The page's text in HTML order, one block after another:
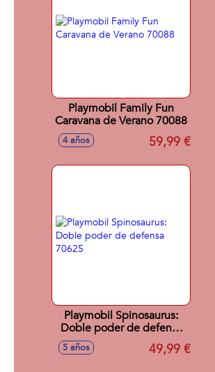
Playmobil Family Fun
Caravana de Verano 70088
4 años 59,99 €
Playmobil Spinosaurus:
Doble poder de defensa
5 años 49,99 €